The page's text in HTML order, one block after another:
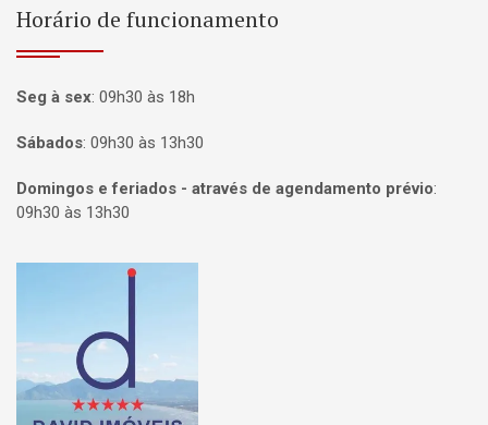
Horário de funcionamento
Seg à sex: 09h30 às 18h
Sábados: 09h30 às 13h30
Domingos e feriados - através de agendamento prévio:
09h30 às 13h30
Página inicial